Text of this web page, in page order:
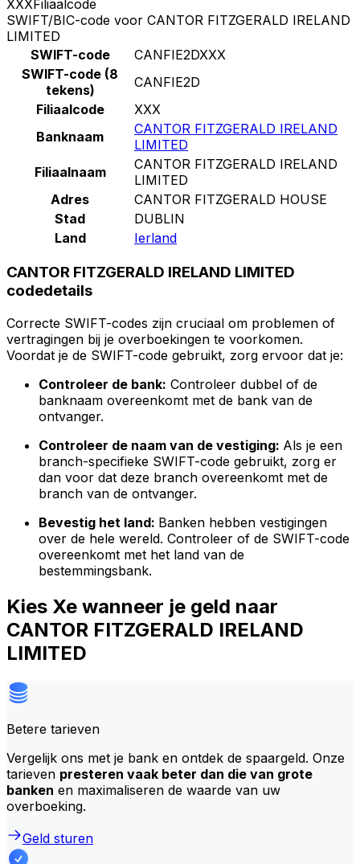
XXXFiliaalcode
SWIFT/BIC-code voor CANTOR FITZGERALD IRELAND
LIMITED
SWIFT-code
CANFIE2DXXX
SWIFT-code (8
tekens)
CANFIE2D
Filiaalcode
XXX
Banknaam
CANTOR FITZGERALD IRELAND
LIMITED
Filiaalnaam
CANTOR FITZGERALD IRELAND
LIMITED
Adres
CANTOR FITZGERALD HOUSE
Stad
DUBLIN
Land
Ierland
CANTOR FITZGERALD IRELAND LIMITED
codedetails
Correcte SWIFT-codes zijn cruciaal om problemen of
vertragingen bij je overboekingen te voorkomen.
Voordat je de SWIFT-code gebruikt, zorg ervoor dat je:
Controleer de bank: Controleer dubbel of de
banknaam overeenkomt met de bank van de
ontvanger.
Controleer de naam van de vestiging: Als je een
branch-specifieke SWIFT-code gebruikt, zorg er
dan voor dat deze branch overeenkomt met de
branch van de ontvanger.
Bevestig het land: Banken hebben vestigingen
over de hele wereld. Controleer of de SWIFT-code
overeenkomt met het land van de
bestemmingsbank.
Kies Xe wanneer je geld naar
CANTOR FITZGERALD IRELAND
LIMITED
Betere tarieven
Vergelijk ons met je bank en ontdek de spaargeld. Onze
tarieven presteren vaak beter dan die van grote
banken en maximaliseren de waarde van uw
overboeking.
Geld sturen